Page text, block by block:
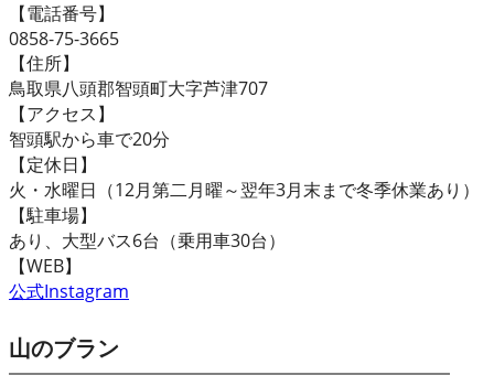
【電話番号】
0858-75-3665
【住所】
鳥取県八頭郡智頭町大字芦津707
【アクセス】
智頭駅から車で20分
【定休日】
火・水曜日（12月第二月曜～翌年3月末まで冬季休業あり）
【駐車場】
あり、大型バス6台（乗用車30台）
【WEB】
公式Instagram
山のブラン